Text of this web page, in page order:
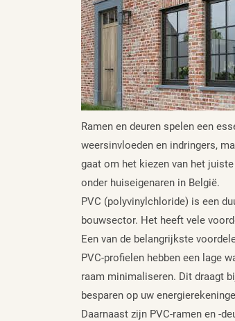
Ramen en deuren spelen een
weersinvloeden en indringers,
gaat om het kiezen van het
onder huiseigenaren in België.
PVC (polyvinylchloride) is een
bouwsector. Het heeft vele
Een van de belangrijkste
PVC-profielen hebben een lage
raam minimaliseren. Dit draagt
besparen op uw
Daarnaast zijn PVC-ramen en -